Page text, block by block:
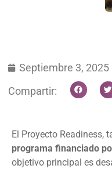
Septiembre 3, 2025
Compartir:
El Proyecto Readiness,
programa financiado
objetivo principal es